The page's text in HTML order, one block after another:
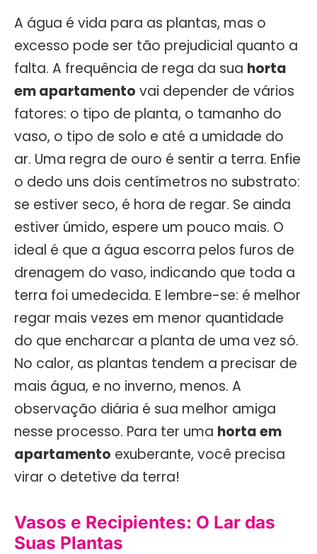
A água é vida para as plantas, mas o
excesso pode ser tão prejudicial quanto a
falta. A frequência de rega da sua horta
em apartamento vai depender de vários
fatores: o tipo de planta, o tamanho do
vaso, o tipo de solo e até a umidade do
ar. Uma regra de ouro é sentir a terra. Enfie
o dedo uns dois centímetros no substrato:
se estiver seco, é hora de regar. Se ainda
estiver úmido, espere um pouco mais. O
ideal é que a água escorra pelos furos de
drenagem do vaso, indicando que toda a
terra foi umedecida. E lembre-se: é melhor
regar mais vezes em menor quantidade
do que encharcar a planta de uma vez só.
No calor, as plantas tendem a precisar de
mais água, e no inverno, menos. A
observação diária é sua melhor amiga
nesse processo. Para ter uma horta em
apartamento exuberante, você precisa
virar o detetive da terra!
Vasos e Recipientes: O Lar das
Suas Plantas